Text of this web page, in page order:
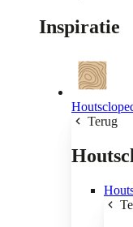
Inspiratie
Terug